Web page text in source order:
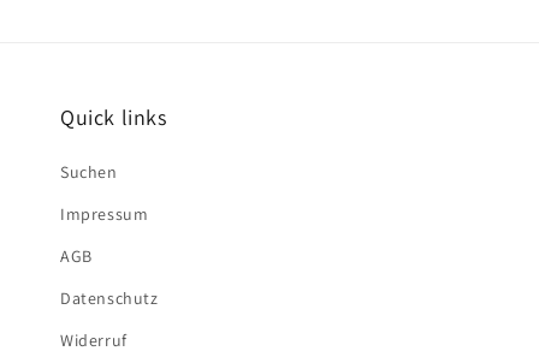
Quick links
Suchen
Impressum
AGB
Datenschutz
Widerruf